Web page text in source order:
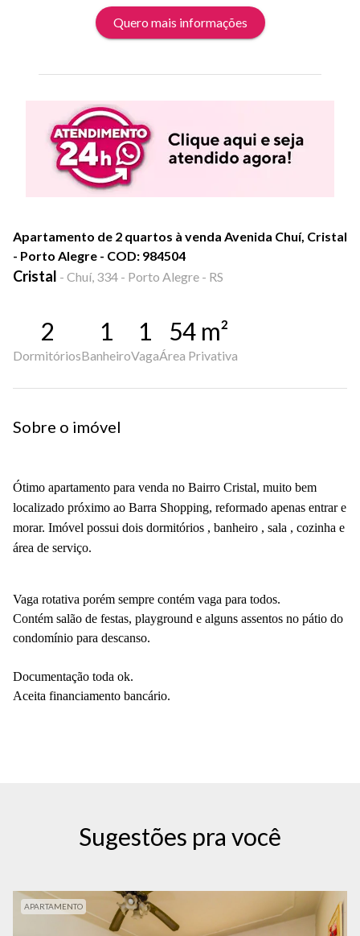
Quero mais informações
Apartamento de 2 quartos à venda Avenida Chuí, Cristal
- Porto Alegre - COD: 984504
Cristal - Chuí, 334 - Porto Alegre - RS
2
Dormitórios
1
Banheiro
1
Vaga
54 m²
Área Privativa
Sobre o imóvel
Ótimo apartamento para venda no Bairro Cristal, muito bem
localizado próximo ao Barra Shopping, reformado apenas entrar e
morar. Imóvel possui dois dormitórios , banheiro , sala , cozinha e
área de serviço.
Vaga rotativa porém sempre contém vaga para todos.
Contém salão de festas, playground e alguns assentos no pátio do
condomínio para descanso.
Documentação toda ok.
Aceita financiamento bancário.
Sugestões pra você
APARTAMENTO